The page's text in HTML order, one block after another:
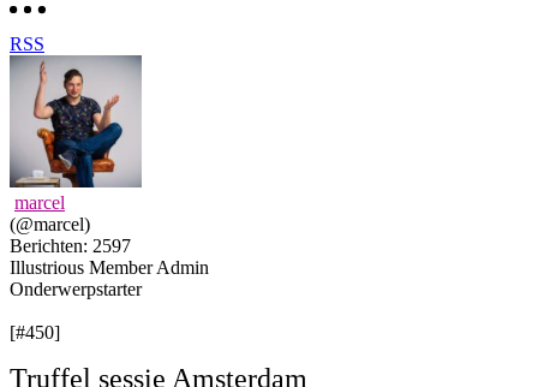
RSS
marcel
(@marcel)
Berichten: 2597
Illustrious Member Admin
Onderwerpstarter
[#450]
Truffel sessie Amsterdam